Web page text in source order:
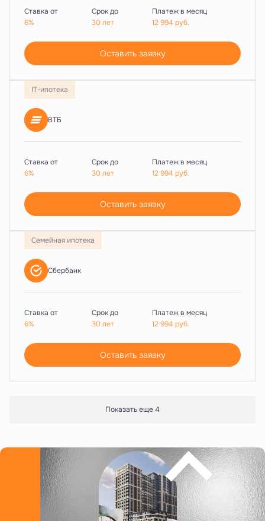
Ставка от
6%
Срок до
30 лет
Платеж в месяц
12 994 руб.
Оставить заявку
IT-ипотека
ВТБ
Ставка от
6%
Срок до
30 лет
Платеж в месяц
12 994 руб.
Оставить заявку
Семейная ипотека
Сбербанк
Ставка от
6%
Срок до
30 лет
Платеж в месяц
12 994 руб.
Оставить заявку
Показать еще 4